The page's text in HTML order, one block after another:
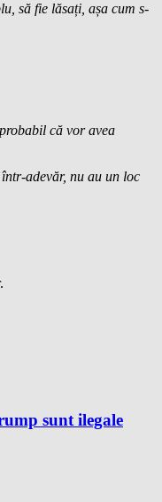
să fie lăsați, așa cum s-
că vor avea
adevăr, nu au un loc
sunt ilegale